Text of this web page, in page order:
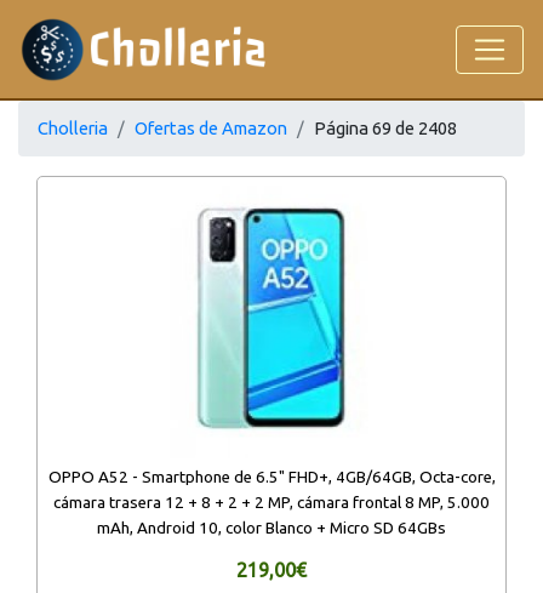
Cholleria Ofertas de Amazon Página 69 de 2408
OPPO A52 - Smartphone de 6.5" FHD+, 4GB/64GB, Octa-core,
cámara trasera 12 + 8 + 2 + 2 MP, cámara frontal 8 MP, 5.000
mAh, Android 10, color Blanco + Micro SD 64GBs
219,00€